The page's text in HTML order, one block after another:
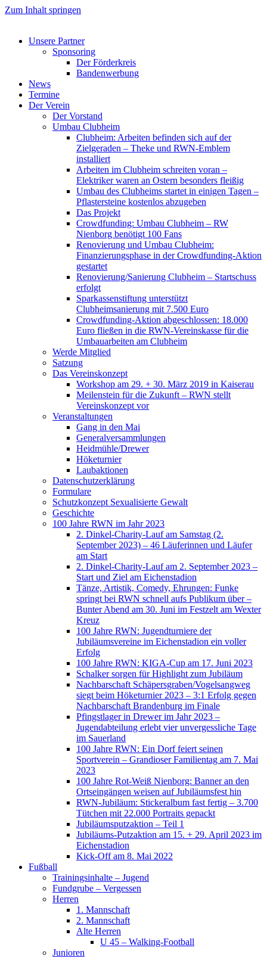
Zum Inhalt springen
Unsere Partner
Sponsoring
Der Förderkreis
Bandenwerbung
News
Termine
Der Verein
Der Vorstand
Umbau Clubheim
Clubheim: Arbeiten befinden sich auf der
Zielgeraden – Theke und RWN-Emblem
installiert
Arbeiten im Clubheim schreiten voran –
Elektriker waren an Ostern besonders fleißig
Umbau des Clubheims startet in einigen Tagen –
Pflastersteine kostenlos abzugeben
Das Projekt
Crowdfunding: Umbau Clubheim – RW
Nienborg benötigt 100 Fans
Renovierung und Umbau Clubheim:
Finanzierungsphase in der Crowdfunding-Aktion
gestartet
Renovierung/Sanierung Clubheim – Startschuss
erfolgt
Sparkassenstiftung unterstützt
Clubheimsanierung mit 7.500 Euro
Crowdfunding-Aktion abgeschlossen: 18.000
Euro fließen in die RWN-Vereinskasse für die
Umbauarbeiten am Clubheim
Werde Mitglied
Satzung
Das Vereinskonzept
Workshop am 29. + 30. März 2019 in Kaiserau
Meilenstein für die Zukunft – RWN stellt
Vereinskonzept vor
Veranstaltungen
Gang in den Mai
Generalversammlungen
Heidmühle/Drewer
Höketurnier
Laubaktionen
Datenschutzerklärung
Formulare
Schutzkonzept Sexualisierte Gewalt
Geschichte
100 Jahre RWN im Jahr 2023
2. Dinkel-Charity-Lauf am Samstag (2.
September 2023) – 46 Läuferinnen und Läufer
am Start
2. Dinkel-Charity-Lauf am 2. September 2023 –
Start und Ziel am Eichenstadion
Tänze, Artistik, Comedy, Ehrungen: Funke
springt bei RWN schnell aufs Publikum über –
Bunter Abend am 30. Juni im Festzelt am Wexter
Kreuz
100 Jahre RWN: Jugendturniere der
Jubiläumsvereine im Eichenstadion ein voller
Erfolg
100 Jahre RWN: KIGA-Cup am 17. Juni 2023
Schalker sorgen für Highlight zum Jubiläum
Nachbarschaft Schäpersgraben/Vogelsangweg
siegt beim Höketurnier 2023 – 3:1 Erfolg gegen
Nachbarschaft Brandenburg im Finale
Pfingstlager in Drewer im Jahr 2023 –
Jugendabteilung erlebt vier unvergessliche Tage
im Sauerland
100 Jahre RWN: Ein Dorf feiert seinen
Sportverein – Grandioser Familientag am 7. Mai
2023
100 Jahre Rot-Weiß Nienborg: Banner an den
Ortseingängen weisen auf Jubiläumsfest hin
RWN-Jubiläum: Stickeralbum fast fertig – 3.700
Tütchen mit 22.000 Portraits gepackt
Jubiläumsputzaktion – Teil 1
Jubiläums-Putzaktion am 15. + 29. April 2023 im
Eichenstadion
Kick-Off am 8. Mai 2022
Fußball
Trainingsinhalte – Jugend
Fundgrube – Vergessen
Herren
1. Mannschaft
2. Mannschaft
Alte Herren
U 45 – Walking-Football
Junioren